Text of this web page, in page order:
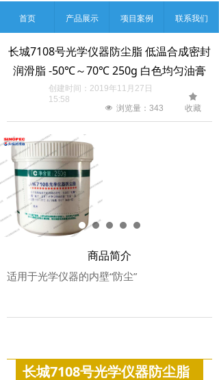
首页 产品展示 项目案例 联系我们
长城7108号光学仪器防尘脂 低温合成密封
润滑脂 -50℃～70℃ 250g 白色均匀油膏
商品简介
创建时间： 2019年11月27日
15:58
适用于光学仪器的内壁“防尘”
长城7108号光学仪器防尘脂
넶 浏览量： 343
끄
收藏